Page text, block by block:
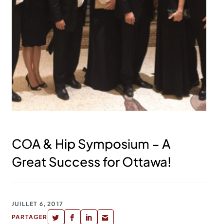
COA & Hip Symposium – A
Great Success for Ottawa!
JUILLET 6, 2017
PARTAGER